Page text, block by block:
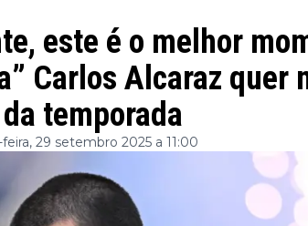
este é o melhor
Carlos Alcaraz quer
temporada
29 setembro 2025 a 11:00